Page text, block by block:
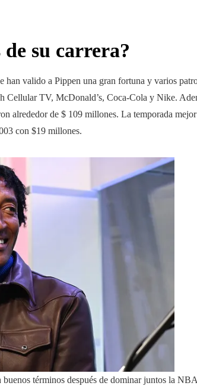
de su carrera?
han valido a Pippen una gran fortuna y varios
Cellular TV, McDonald’s, Coca-Cola y Nike.
alrededor de $ 109 millones. La temporada
con $19 millones.
términos después de dominar juntos la